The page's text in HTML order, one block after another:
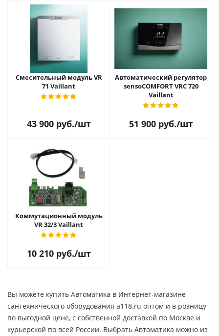
Смесительный модуль VR
71 Vaillant
43 900руб./шт
Автоматический регулятор
sensoCOMFORT VRС 720
Vaillant
51 900руб./шт
Коммутационный модуль
VR 32/3 Vaillant
10 210руб./шт
Вы можете купить Автоматика в Интернет-магазине
сантехнического оборудования a118.ru оптом и в розницу
по выгодной цене, c собственной доставкой по Москве и
курьерской по всей России. Выбрать Автоматика можно из